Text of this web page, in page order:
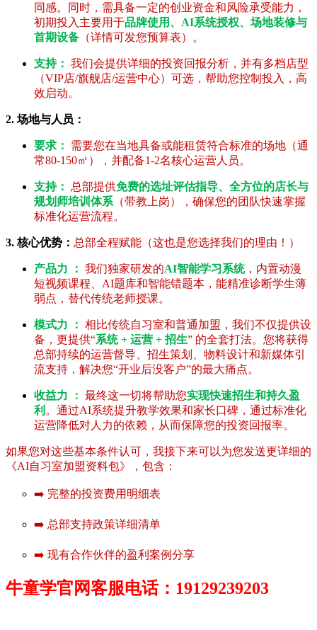
同感。同时，需具备一定的创业资金和风险承受能力，
初期投入主要用于品牌使用、AI系统授权、场地装修与
首期设备 （详情可发您预算表）。
支持： 我们会提供详细的投资回报分析，并有多档店型
（VIP店/旗舰店/运营中心）可选，帮助您控制投入，高
效启动。
2. 场地与人员：
要求：
需要您在当地具备或能租赁符合标准的场地（通
常80-150㎡），并配备1-2名核心运营人员。
支持： 总部提供免费的选址评估指导、全方位的店长与
规划师培训体系 （带教上岗），确保您的团队快速掌握
标准化运营流程。
3. 核心优势： 总部全程赋能（这也是您选择我们的理由！）
产品力 ： 我们独家研发的AI智能学习系统，内置动漫
短视频课程、AI题库和智能错题本，能精准诊断学生薄
弱点，替代传统老师授课。
模式力 ： 相比传统自习室和普通加盟，我们不仅提供设
备，更提供“系统 + 运营 + 招生” 的全套打法。您将获得
总部持续的运营督导、招生策划、物料设计和新媒体引
流支持，解决您“开业后没客户”的最大痛点。
收益力 ： 最终这一切将帮助您实现快速招生和持久盈
利 。通过AI系统提升教学效果和家长口碑，通过标准化
运营降低对人力的依赖，从而保障您的投资回报率。
如果您对这些基本条件认可，我接下来可以为您发送更详细的
《AI自习室加盟资料包》，包含：
➡️ 完整的投资费用明细表
➡️ 总部支持政策详细清单
➡️ 现有合作伙伴的盈利案例分享
牛童学官网客服电话：19129239203